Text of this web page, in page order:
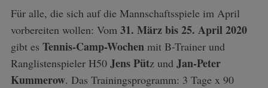
Für alle, die sich auf die Mannschaftsspiele im April
vorbereiten wollen: Vom 31. März bis 25. April 2020
gibt es Tennis-Camp-Wochen mit B-Trainer und
Ranglistenspieler H50 Jens Pütz und Jan-Peter
Kummerow. Das Trainingsprogramm: 3 Tage x 90